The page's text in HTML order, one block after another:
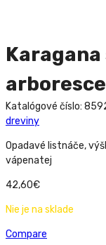
Katalógové číslo:
dreviny
Opadavé listnáče,
vápenatej
42,60€
Nie je na sklade
Compare